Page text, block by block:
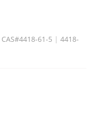
CAS#4418-61-5 | 4418-